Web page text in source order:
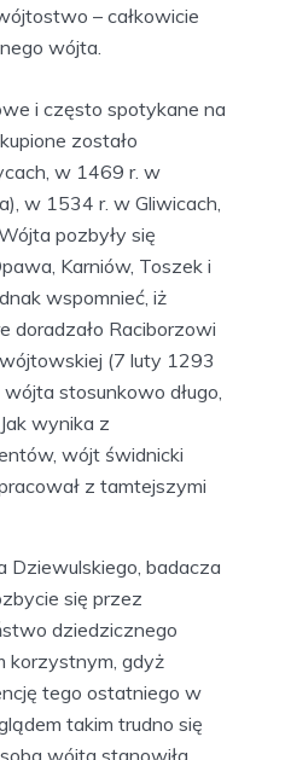
– całkowicie
wójta.
i często spotykane na
zostało
w 1469 r. w
w 1534 r. w Gliwicach,
pozbyły się
Karniów, Toszek i
wspomnieć, iż
doradzało Raciborzowi
(7 luty 1293
stosunkowo długo,
wynika z
wójt świdnicki
z tamtejszymi
Dziewulskiego, badacza
się przez
dziedzicznego
korzystnym, gdyż
tego ostatniego w
takim trudno się